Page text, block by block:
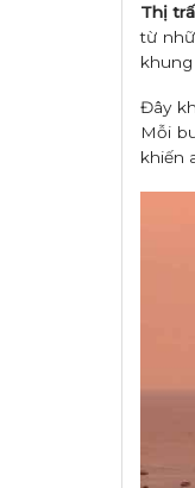
Thị
từ
khung
Đây
Mỗi
khiến